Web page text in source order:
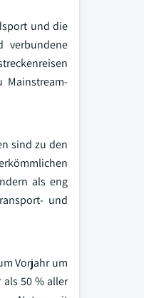
und die
verbundene
Mainstream-
sind zu den
als eng
und
Vorjahr um
50 % aller